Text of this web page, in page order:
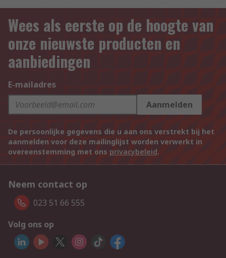
Wees als eerste op de hoogte van
onze nieuwste producten en
aanbiedingen
E-mailadres
Aanmelden
De persoonlijke gegevens die u aan ons verstrekt bij het
aanmelden voor deze mailinglijst worden verwerkt in
overeenstemming met ons privacybeleid.
Neem contact op
023 51 66 555
Volg ons op